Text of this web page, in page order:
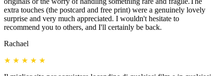
extra touches (the postcard and free print) were a genuinely lovely
surprise and very much appreciated. I wouldn't hesitate to
recommend you to others, and I'll certainly be back.
Rachael
★ ★ ★ ★ ★